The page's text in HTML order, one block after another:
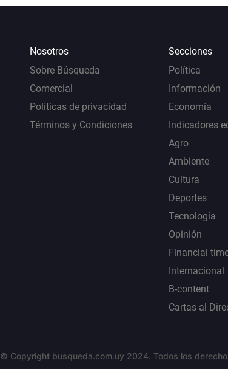
Nosotros
Sobre Búsqueda
Comercial
Políticas de privacidad
Términos y Condiciones
Secciones
Política
Información
Economía
Indicadores
Agro
Ambiente
Cultura
Deportes
Tecnología
Opinión
Financial
Internacional
B-content
Cartas al
© Copyright busqueda.com.uy 2024. Todos los